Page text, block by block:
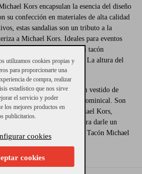
Kors encapsulan la esencia del diseño
su confección en materiales de alta calidad
estas sandalias son un tributo a la
a Michael Kors. Ideales para eventos
para tus looks diarios, su tacón
para un confort duradero. La altura del
estas sandalias con un vestido de
favoritos para un brunch dominical. Son
una cartera de mano Michael Kors,
y de alta moda. ¿Lista para darle un
Añade las Sandalias Pala Tacón Michael
en cada paso.
utilizamos cookies propias y
para proporcionarte una
de compra, realizar
estadístico que nos sirve
el servicio y poder
los mejores productos en
publicitarios.
cookies
cookies